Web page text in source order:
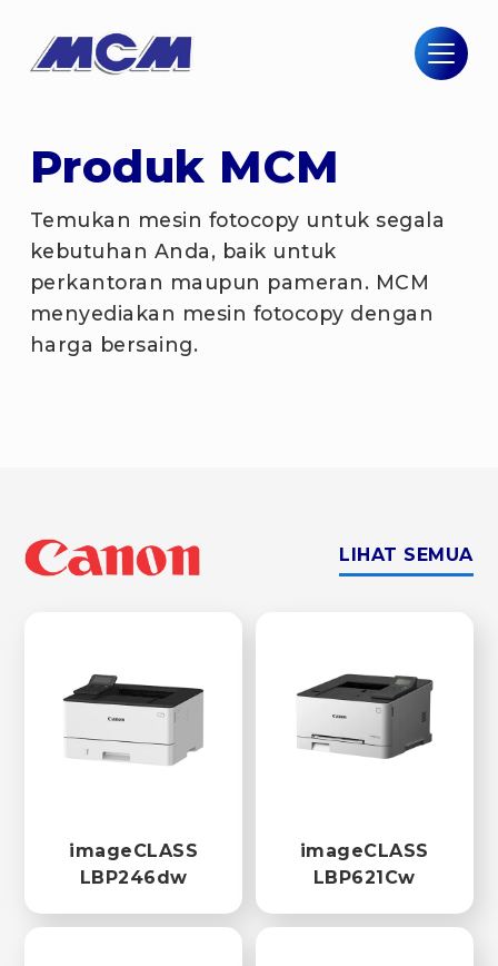
Produk MCM
Temukan mesin fotocopy untuk segala
kebutuhan Anda, baik untuk
perkantoran maupun pameran. MCM
menyediakan mesin fotocopy dengan
harga bersaing.
LIHAT SEMUA
imageCLASS
LBP246dw
imageCLASS
LBP621Cw